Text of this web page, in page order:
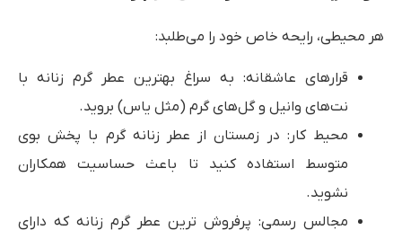
هر محیطی، رایحه خاص خود را می‌طلبد:
قرارهای عاشقانه: به سراغ بهترین عطر گرم زنانه با
نت‌های وانیل و گل‌های گرم (مثل یاس) بروید.
محیط کار: در زمستان از عطر زنانه گرم با پخش بوی
متوسط استفاده کنید تا باعث حساسیت همکاران
نشوید.
مجالس رسمی: پرفروش ترین عطر گرم زنانه که دارای